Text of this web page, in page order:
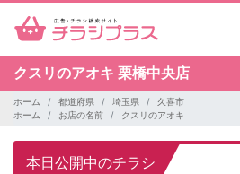
クスリのアオキ 栗橋中央店
ホーム 都道府県 埼玉県
久喜市
ホーム
お店の名前 クスリのアオキ
本日公開中のチラシ